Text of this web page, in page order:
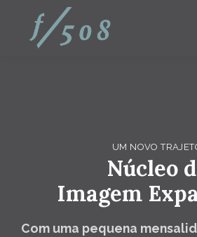
UM NOVO
Núcleo
Imagem
Com uma pequena